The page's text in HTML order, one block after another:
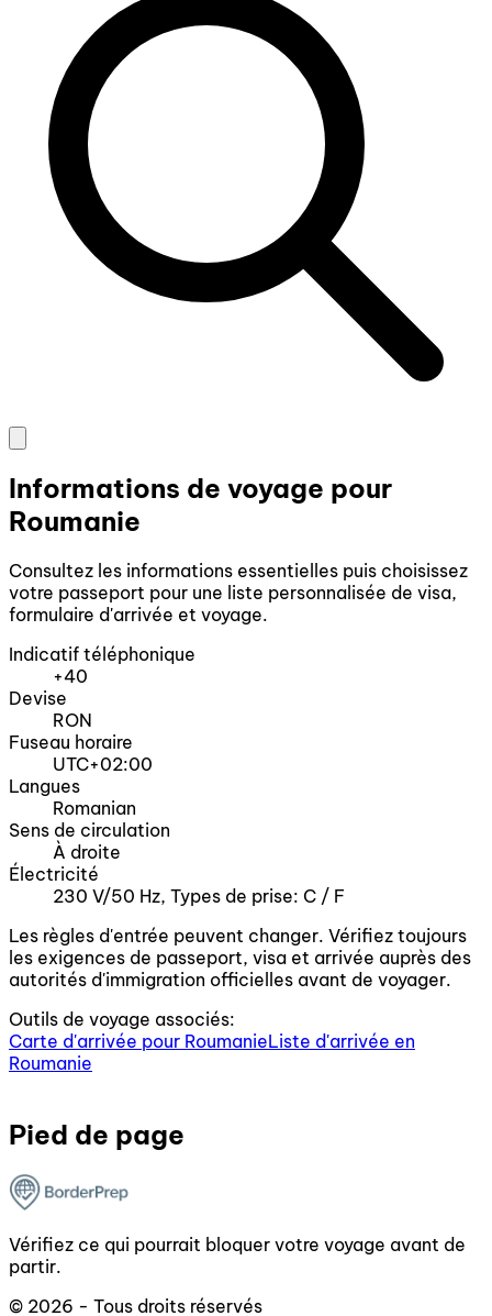
Informations de voyage pour
Roumanie
Consultez les informations essentielles puis choisissez
votre passeport pour une liste personnalisée de visa,
formulaire d'arrivée et voyage.
Indicatif téléphonique
+40
Devise
RON
Fuseau horaire
UTC+02:00
Langues
Romanian
Sens de circulation
À droite
Électricité
230 V/50 Hz, Types de prise: C / F
Les règles d'entrée peuvent changer. Vérifiez toujours
les exigences de passeport, visa et arrivée auprès des
autorités d'immigration officielles avant de voyager.
Outils de voyage associés:
Carte d'arrivée pour RoumanieListe d'arrivée en
Roumanie
Pied de page
Vérifiez ce qui pourrait bloquer votre voyage avant de
partir.
© 2026 - Tous droits réservés